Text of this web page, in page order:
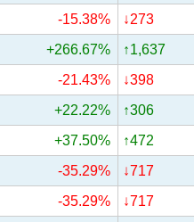
-15.38%
↓273
+266.67%
↑1,637
-21.43%
↓398
+22.22%
↑306
+37.50%
↑472
-35.29%
↓717
-35.29%
↓717